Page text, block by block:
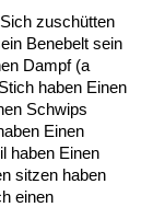
Alltag
zuschütten
Benebelt sein
Dampf (a
haben Einen
Schwips
Einen
haben Einen
sitzen haben
einen